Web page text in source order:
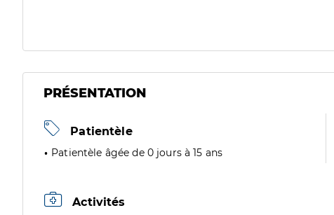
PRÉSENTATION
Patientèle
Patientèle âgée de 0 jours à 15 ans
Activités